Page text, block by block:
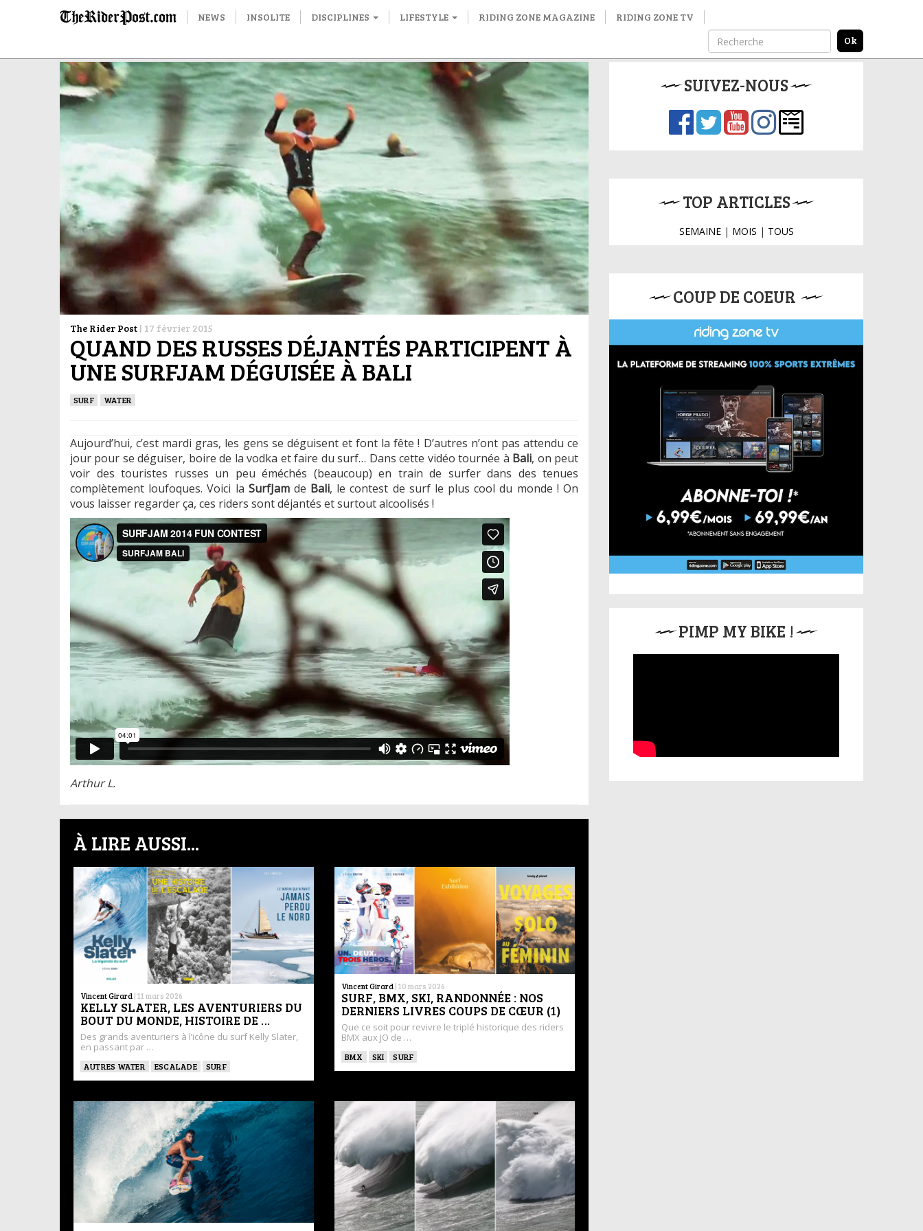
NEWS INSOLITE DISCIPLINES LIFESTYLE RIDING ZONE MAGAZINE RIDING ZONE TV
The Rider Post | 17 février 2015
QUAND DES RUSSES DÉJANTÉS PARTICIPENT À
UNE SURFJAM DÉGUISÉE À BALI
SURF WATER
Aujourd’hui, c’est mardi gras, les gens se déguisent et font la fête ! D’autres n’ont pas attendu ce
jour pour se déguiser, boire de la vodka et faire du surf… Dans cette vidéo tournée à Bali, on peut
voir des touristes russes un peu éméchés (beaucoup) en train de surfer dans des tenues
complètement loufoques. Voici la SurfJamde Bali, le contest de surf le plus cool du monde ! On
vous laisser regarder ça, ces riders sont déjantés et surtout alcoolisés !
Arthur L.
À LIRE AUSSI...
Vincent Girard | 11 mars 2026
KELLY SLATER, LES AVENTURIERS DU
BOUT DU MONDE, HISTOIRE DE …
Des grands aventuriers à l’icône du surf Kelly Slater,
en passant par …
AUTRES WATER ESCALADE SURF
Vincent Girard | 10 mars 2026
SURF, BMX, SKI, RANDONNÉE : NOS
DERNIERS LIVRES COUPS DE CŒUR (1)
Que ce soit pour revivre le triplé historique des riders
BMX aux JO de …
BMX SKI SURF
SUIVEZ-NOUS
TOP ARTICLES
SEMAINE| MOIS | TOUS
COUP DE COEUR
PIMP MY BIKE !